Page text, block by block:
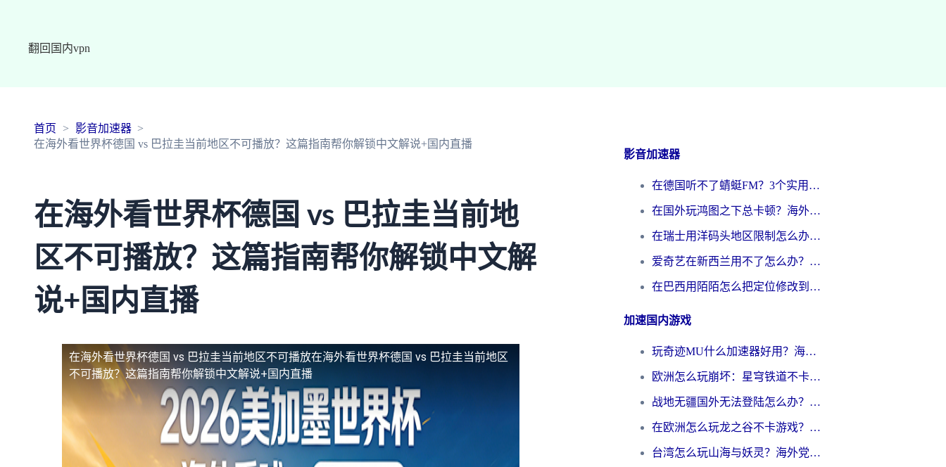
翻回国内vpn
首页
影音加速器
在海外看世界杯德国 vs 巴拉圭当前地区不可播放？这篇指南帮你解锁中文解说+国内直播
在海外看世界杯德国 vs 巴拉圭当前地
区不可播放？这篇指南帮你解锁中文解
说+国内直播
在海外看世界杯德国 vs 巴拉圭当前地区不可播放在海外看世界杯德国 vs 巴拉圭当前地区
不可播放？这篇指南帮你解锁中文解说+国内直播
影音加速器
在德国听不了蜻蜓FM？3个实用技巧帮你解锁国内影音自由
在国外玩鸿图之下总卡顿？海外党追剧听歌的3个实用解决方案
在瑞士用洋码头地区限制怎么办？海外华人必看的回国加速全攻略
爱奇艺在新西兰用不了怎么办？海外党亲测有效的回国加速方案
在巴西用陌陌怎么把定位修改到中国国内？海外党必看的回国加速全攻略
加速国内游戏
玩奇迹MU什么加速器好用？海外党亲测：这款加速器让你告别延迟卡顿！
欧洲怎么玩崩坏：星穹铁道不卡？2026海外玩家国服游戏加速器终极攻略
战地无疆国外无法登陆怎么办？海外玩家国服畅玩终极指南（附欧服魔兽EVE加速方案）
在欧洲怎么玩龙之谷不卡游戏？2026海外党国服游戏加速全攻略
台湾怎么玩山海与妖灵？海外党国服游戏加速全攻略，告别延迟卡顿